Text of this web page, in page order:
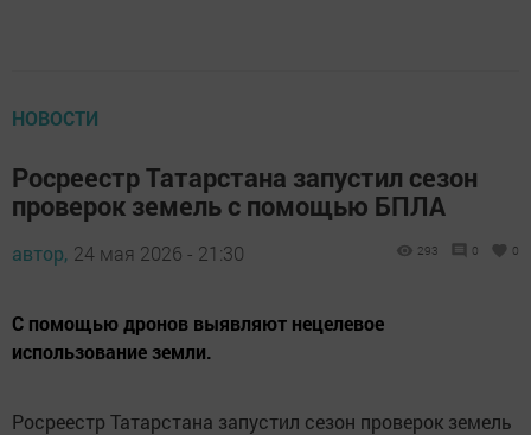
НОВОСТИ
Росреестр Татарстана запустил сезон
проверок земель с помощью БПЛА
автор, 24 мая 2026 - 21:30 293 0 0
С помощью дронов выявляют нецелевое
использование земли.
Росреестр Татарстана запустил сезон проверок земель